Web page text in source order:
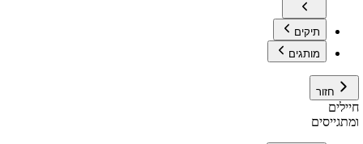
תיקים
מותגים
חזור
חיילים
ומתגייסים